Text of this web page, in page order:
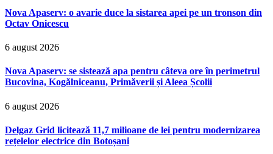
Nova Apaserv: o avarie duce la sistarea apei pe un tronson din
Octav Onicescu
6 august 2026
Nova Apaserv: se sistează apa pentru câteva ore în perimetrul
Bucovina, Kogălniceanu, Primăverii și Aleea Școlii
6 august 2026
Delgaz Grid licitează 11,7 milioane de lei pentru modernizarea
rețelelor electrice din Botoșani